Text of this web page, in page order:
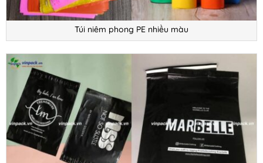
Túi niêm phong PE nhiều màu